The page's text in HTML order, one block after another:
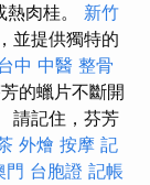
肉桂。 新竹
並提供獨特的
中 中醫 整骨
的蠟片不斷開
請記住，芬芳
外燴 按摩 記
門 台胞證 記帳